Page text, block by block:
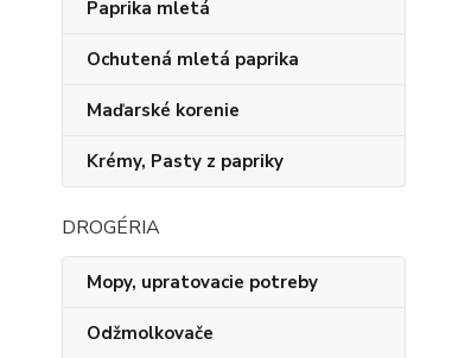
Paprika mletá
Ochutená mletá paprika
Maďarské korenie
Krémy, Pasty z papriky
DROGÉRIA
Mopy, upratovacie potreby
Odžmolkovače